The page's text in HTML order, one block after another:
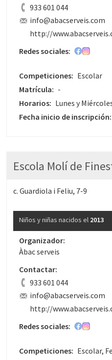
933 601 044
info@abacserveis.com
http://
Redes sociales:
Competiciones: Escolar
Matrícula: -
Horarios: Lunes y
Fecha inicio de inscripción:
Escola Molí de
c. Guardiola i Feliu, 7-9
Niños y niñas nacidos el 2013
Organizador:
Àbac serveis
Contactar:
933 601 044
info@abacserveis.com
http://
Redes sociales:
Competiciones: Escolar,